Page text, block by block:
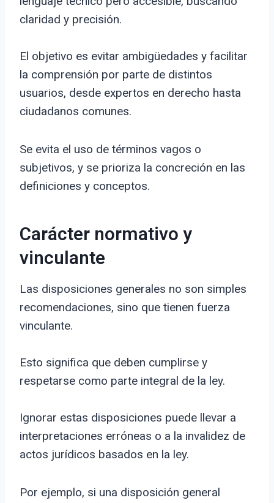
claridad y precisión.
El objetivo es evitar ambigüedades y facilitar
la comprensión por parte de distintos
usuarios, desde expertos en derecho hasta
ciudadanos comunes.
Se evita el uso de términos vagos o
subjetivos, y se prioriza la concreción en las
definiciones y conceptos.
Carácter normativo y
vinculante
Las disposiciones generales no son simples
recomendaciones, sino que tienen fuerza
vinculante.
Esto significa que deben cumplirse y
respetarse como parte integral de la ley.
Ignorar estas disposiciones puede llevar a
interpretaciones erróneas o a la invalidez de
actos jurídicos basados en la ley.
Por ejemplo, si una disposición general